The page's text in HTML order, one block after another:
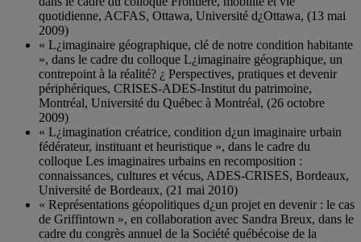
quotidienne, ACFAS, Ottawa, Université d¿Ottawa, (13 mai
2009)
« L¿imaginaire géographique, clé de notre condition habitante
», dans le cadre du colloque L¿imaginaire géographique, un
contrepoint à la réalité? ¿ Perspectives, pratiques et devenir
périphériques, CRISES-ADES-Institut du patrimoine,
Montréal, Université du Québec à Montréal, (26 octobre
2009)
« L¿imagination créatrice, condition d¿un imaginaire urbain
fédérateur, instituant et heuristique », dans le cadre du
colloque Les imaginaires urbains en recomposition :
connaissances, cultures et vécus, ADES-CRISES, Bordeaux,
Université de Bordeaux, (21 mai 2010)
« Représentations géopolitiques d¿un projet en devenir : le cas
de Griffintown », en collaboration avec Sandra Breux, dans le
cadre du congrès annuel de la Société québécoise de la